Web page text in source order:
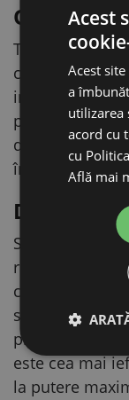
Original
Tubul este
concepută
insecte
potrivește din
de a deteriora
întâmpla la
De ce
Sursele UVA
radiației, chiar
continuare. Pe
scade și
prinde mai
este cea mai
la putere
Acest
Acest
a
utilizarea
acord cu
cu
Află mai